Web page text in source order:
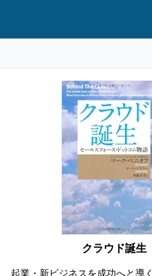
クラウド誕生
起業・新ビジネスを成功へと導